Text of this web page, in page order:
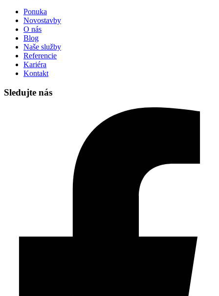
Ponuka
Novostavby
O nás
Blog
Naše služby
Referencie
Kariéra
Kontakt
Sledujte nás